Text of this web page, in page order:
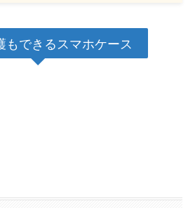
もできるスマホケース